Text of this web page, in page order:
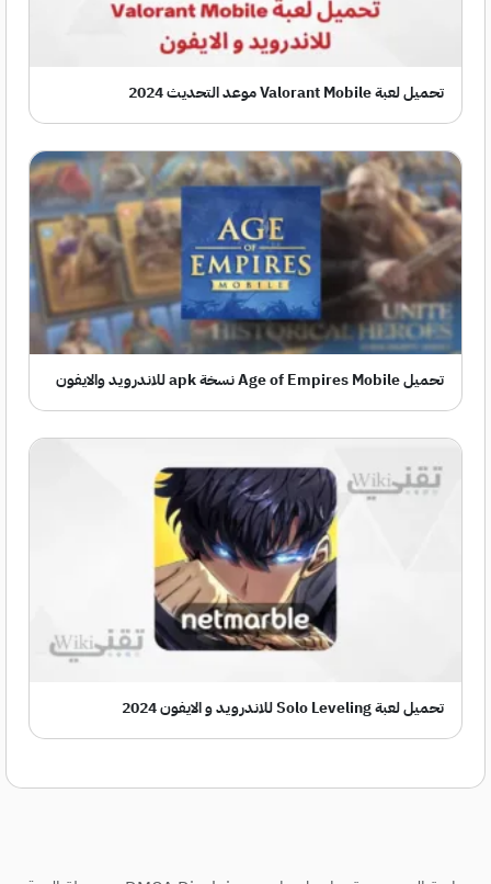
تحميل لعبة Valorant Mobile موعد التحديث 2024
تحميل Age of Empires Mobile نسخة apk للاندرويد والايفون
تحميل لعبة Solo Leveling للاندرويد و الايفون 2024